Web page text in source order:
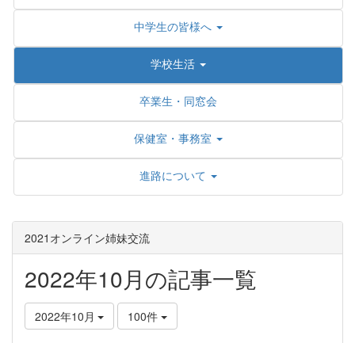
中学生の皆様へ
学校生活
卒業生・同窓会
保健室・事務室
進路について
2021オンライン姉妹交流
2022年10月の記事一覧
2022年10月 100件